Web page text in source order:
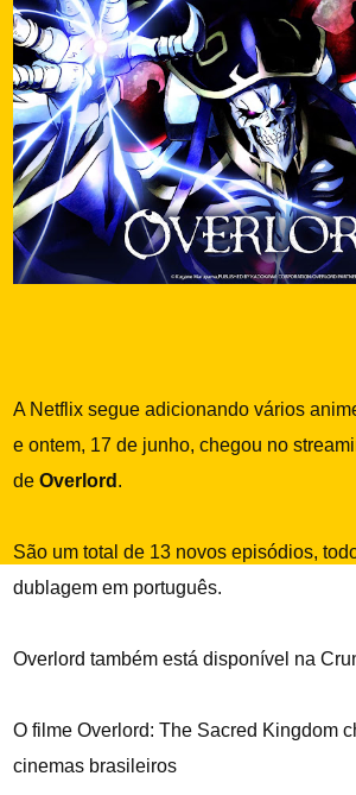
A Netflix segue adicionando vários
e ontem, 17 de junho, chegou no
deOverlord .
São um total de 13 novos episódios,
dublagem em português.
Overlord também está disponível na
O filme Overlord: The Sacred Kingdom
cinemas brasileiros